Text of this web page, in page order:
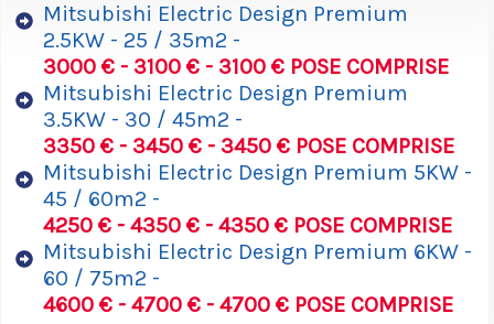
Mitsubishi Electric Design Premium
2.5KW - 25 / 35m2 -
3000 € - 3100 € - 3100 € POSE COMPRISE
Mitsubishi Electric Design Premium
3.5KW - 30 / 45m2 -
3350 € - 3450 € - 3450 € POSE COMPRISE
Mitsubishi Electric Design Premium 5KW -
45 / 60m2 -
4250 € - 4350 € - 4350 € POSE COMPRISE
Mitsubishi Electric Design Premium 6KW -
60 / 75m2 -
4600 € - 4700 € - 4700 € POSE COMPRISE